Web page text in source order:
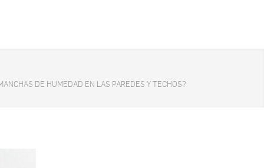
DE HUMEDAD EN LAS PAREDES Y TECHOS?